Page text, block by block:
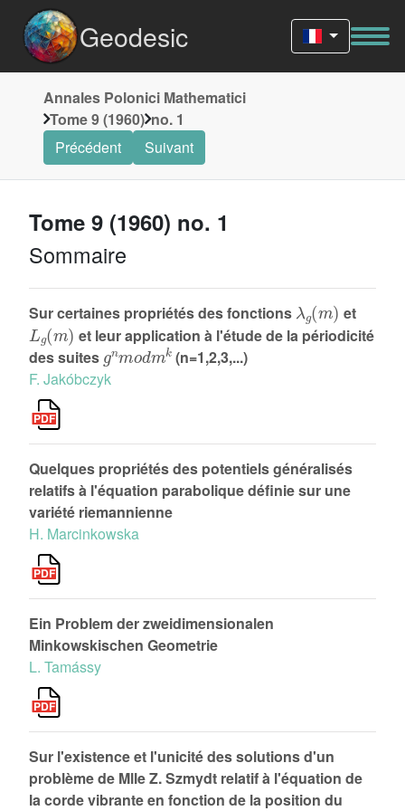
Geodesic
Annales Polonici Mathematici
Tome 9 (1960) no. 1
Précédent
Suivant
Tome 9 (1960) no. 1
Sommaire
Sur certaines propriétés des fonctions
g m
et
Lg( m)
et leur application à l'étude de la périodicité
des suites
gn modmk
(n=1,2,3,...)
F. Jakóbczyk
Quelques propriétés des potentiels généralisés
relatifs à l'équation parabolique définie sur une
variété riemannienne
H. Marcinkowska
Ein Problem der zweidimensionalen
Minkowskischen Geometrie
L. Tamássy
Sur l'existence et l'unicité des solutions d'un
problème de Mlle Z. Szmydt relatif à l'équation de
la corde vibrante en fonction de la position du